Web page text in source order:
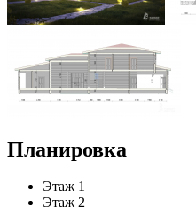
Планировка
Этаж 1
Этаж 2